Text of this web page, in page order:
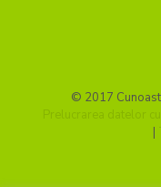
© 2017
Prelucrarea datelor
|